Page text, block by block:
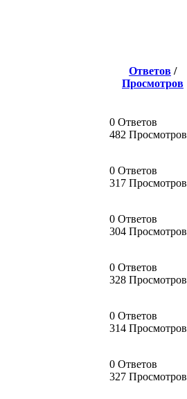
Ответов /
Просмотров
0 Ответов
482 Просмотров
0 Ответов
317 Просмотров
0 Ответов
304 Просмотров
0 Ответов
328 Просмотров
0 Ответов
314 Просмотров
0 Ответов
327 Просмотров